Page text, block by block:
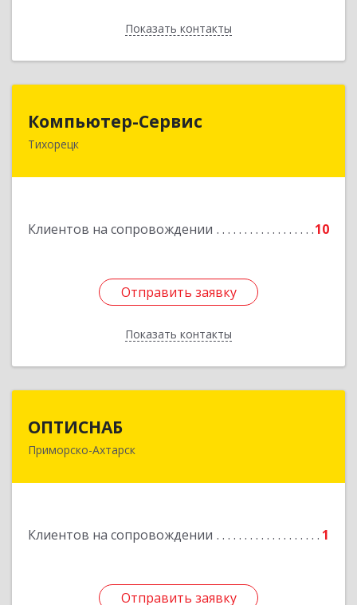
Показать контакты
Назад
Компьютер-Сервис
Тихорецк
Клиентов на сопровождении 10
Отправить заявку
Показать контакты
352040, Краснодарский край, Павловский р-н,
Отправить заявку
Назад
ОПТИСНАБ
Приморско-Ахтарск
Клиентов на сопровождении 1
Отправить заявку
353864, Краснодарский край, Приморско-
Подробнее
Отправить заявку